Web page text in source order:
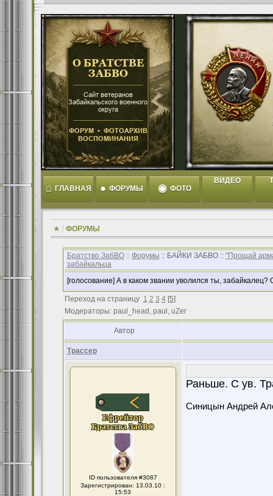
⌂ ГЛАВНАЯ ● ФОРУМЫ ◉ ФОТО
ВИДЕО
ФОРУМЫ
Братство ЗабВО:: Форумы :: БАЙКИ ЗАБВО :: "Прощай
забайкальца
[голосование] А в каком звании уволился ты, забайкалец?
Переход на страницу 1 2 3 4[5]
Модераторы: paul_head, paul, uZer
Автор
Трассер
ID пользователя #3087
Зарегистрирован: 13.03.10 :
15:53
Раньше. С ув.
Синицын Андрей